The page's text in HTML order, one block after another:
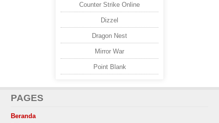
Counter Strike Online
Dizzel
Dragon Nest
Mirror War
Point Blank
PAGES
Beranda